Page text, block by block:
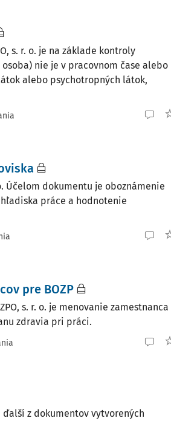
s. r. o. je na základe kontroly
nie je v pracovnom čase alebo
alebo psychotropných látok,
Účelom dokumentu je oboznámenie
práce a hodnotenie
pre BOZP
s. r. o. je menovanie zamestnanca
zdravia pri práci.
z dokumentov vytvorených